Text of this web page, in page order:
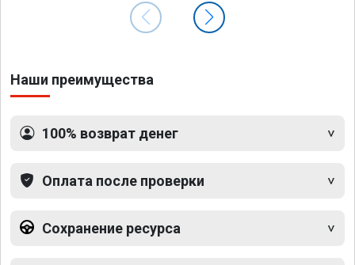
Наши преимущества
100% возврат денег
Оплата после проверки
Сохранение ресурса